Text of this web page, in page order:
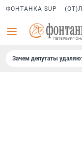
ФОНТАНКА SUP
Зачем депутаты